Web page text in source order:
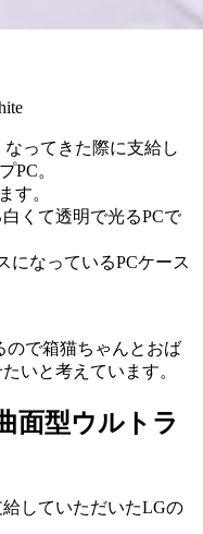
ってきた際に支給し
PC。
す。
くて透明で光るPCで
になっているPCケース
ので箱猫ちゃんとおば
いと考えています。
面型ウルトラ
していただいたLGの